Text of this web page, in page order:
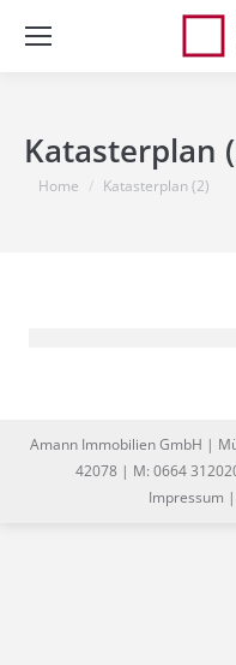
Katasterplan
You are here:
Home Katasterplan (2)
Amann Immobilien GmbH |
42078 | M: 0664
Impressum |